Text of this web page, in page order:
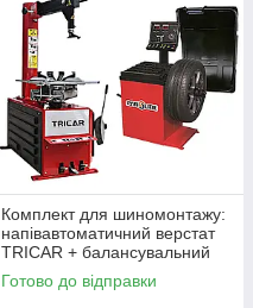
Комплект для шиномонтажу:
напівавтоматичний верстат
TRICAR + балансувальний
стенд SLIDE для дисків 10–
24"
Готово до відправки